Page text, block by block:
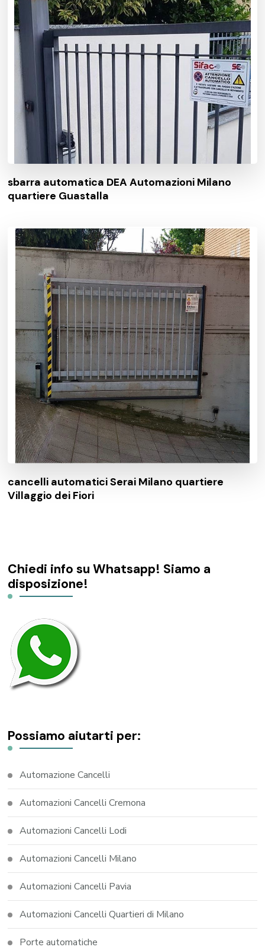
sbarra automatica DEA Automazioni Milano
quartiere Guastalla
cancelli automatici Serai Milano quartiere
Villaggio dei Fiori
Chiedi info su Whatsapp! Siamo a
disposizione!
Possiamo aiutarti per:
Automazione Cancelli
Automazioni Cancelli Cremona
Automazioni Cancelli Lodi
Automazioni Cancelli Milano
Automazioni Cancelli Pavia
Automazioni Cancelli Quartieri di Milano
Porte automatiche